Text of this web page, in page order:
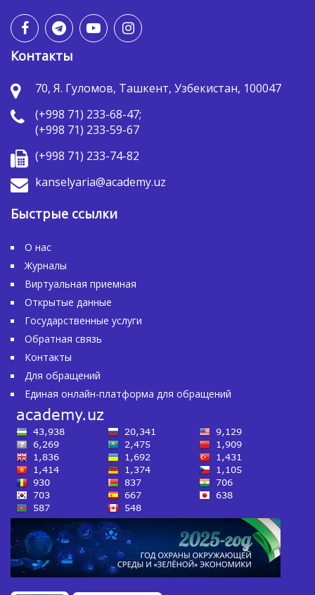
Контакты
70, Я. Гуломов, Ташкент, Узбекистан, 100047
(+998 71) 233-68-47;
(+998 71) 233-59-67
(+998 71) 233-74-82
kanselyaria@academy.uz
Быстрые ссылки
О нас
Журналы
Виртуальная приемная
Открытые данные
Государственные услуги
Обратная связь
Контакты
Для обращений
Единая онлайн-платформа для обращений